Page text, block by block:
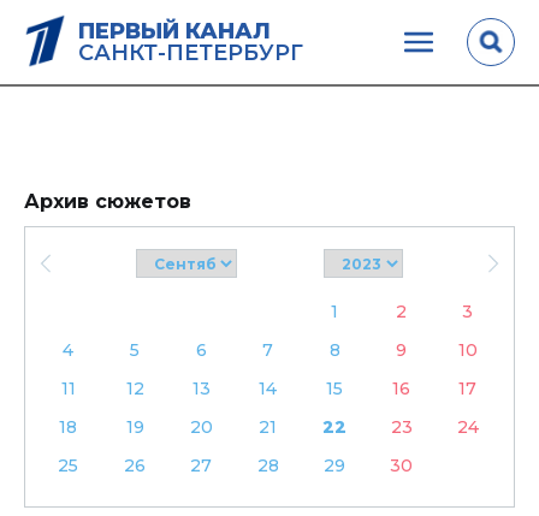
ПЕРВЫЙ КАНАЛ
САНКТ-ПЕТЕРБУРГ
Архив сюжетов
1 2
3
4
5 6 7 8 9
10
11
12 13 14 15 16
17
18
19 20 21 22 23
24
25
26 27 28 29 30